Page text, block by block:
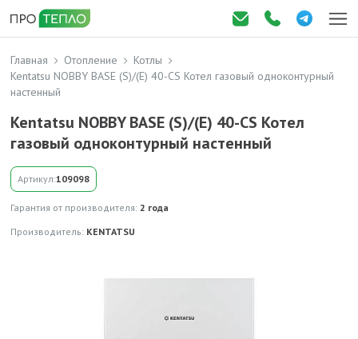
Главная Отопление
Котлы
Kentatsu NOBBY BASE (S)/(E) 40-CS Котел газовый одноконтурный
настенный
Kentatsu NOBBY BASE (S)/(E) 40-CS Котел
газовый одноконтурный настенный
Артикул:109098
Гарантия от производителя: 2 года
Производитель: KENTATSU